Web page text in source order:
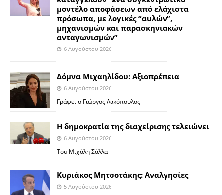
μοντέλο αποφάσεων από ελάχιστα
πρόσωπα, με λογικές “αυλών”,
μηχανισμών και παρασκηνιακών
ανταγωνισμών”
6 Αυγούστου 2026
Δόμνα Μιχαηλίδου: Αξιοπρέπεια
6 Αυγούστου 2026
Γράφει ο Γιώργος Λακόπουλος
Η δημοκρατία της διαχείρισης τελειώνει
6 Αυγούστου 2026
Του Μιχάλη Σάλλα
Κυριάκος Μητσοτάκης: Αναλγησίες
5 Αυγούστου 2026